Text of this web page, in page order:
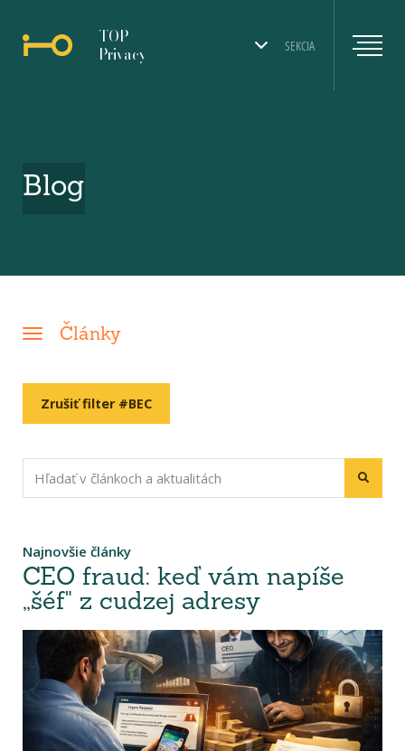
SEKCIA
TOP
Privacy
Blog
Články
Zrušiť filter #BEC
Najnovšie články
CEO fraud: keď vám napíše
„šéf" z cudzej adresy